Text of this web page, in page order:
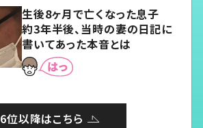
生後8ヶ月で亡くなった息子
約3年半後、当時の妻の日記に
書いてあった本音とは
6位以降はこちら